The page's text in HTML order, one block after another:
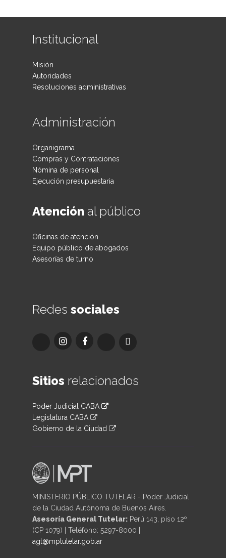
Institucional
Misión
Autoridades
Resoluciones administrativas
Administración
Organigrama
Compras y Contrataciones
Nómina de personal
Ejecución presupuestaria
Atención al público
Oficinas de atención
Equipo público de abogados
Asesorías de turno
Redes sociales
Sitios relacionados
Poder Judicial CABA
Legislatura CABA
Gobierno de la Ciudad
MINISTERIO PÚBLICO TUTELAR - Poder Judicial
de la Ciudad Autónoma de Buenos Aires.
Asesoría General Tutelar: Perú 143, piso 12º
(CP 1079) | Teléfono: 5297-8000 |
agt@mptutelar.gob.ar